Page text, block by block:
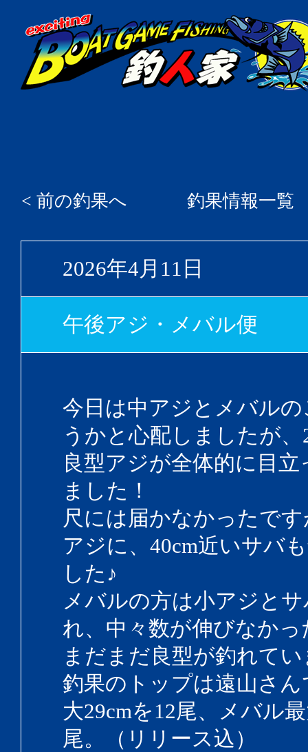
< 前の釣果へ 釣果情報一覧
2026年4月11日
午後アジ・メバル便
今日は中アジとメバル
うかと心配しましたが、
良型アジが全体的に目
ました！
尺には届かなかったです
アジに、40cm近いサバ
した♪
メバルの方は小アジと
れ、中々数が伸びなか
まだまだ良型が釣れて
釣果のトップは遠山さ
大29cmを12尾、メバル
尾。（リリース込）